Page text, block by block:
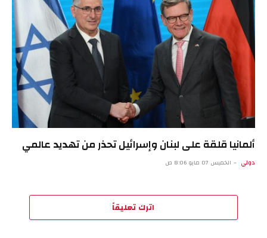
ألمانيا قلقة على لبنان وإسرائيل تحذر من تهديد عالمي
دولي الخميس 07 مايو 8:06 ص
اترك تعليقاً